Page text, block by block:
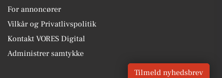
For annoncører
Vilkår og Privatlivspolitik
Kontakt VORES Digital
Administrer samtykke
Tilmeld nyhedsbrev